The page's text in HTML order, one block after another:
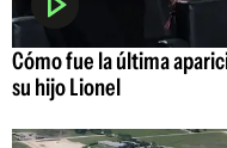
Cómo fue la última
su hijo Lionel